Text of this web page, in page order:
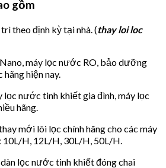
gồm
theo định kỳ tại nhà. (thay loi loc
máy lọc nước RO, bảo dưỡng
hiện nay.
lọc nước tinh khiết gia đình, máy lọc
hãng.
mới lõi lọc chính hãng cho các máy
H, 12L/H, 30L/H, 50L/H.
lọc nước tinh khiết đóng chai